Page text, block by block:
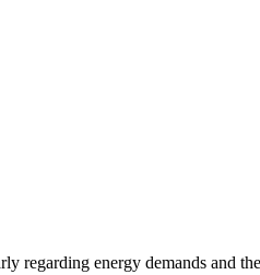
regarding energy demands and